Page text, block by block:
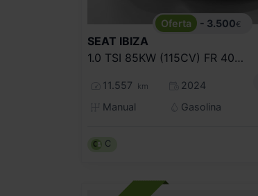
- 3.500€
SEAT IBIZA
1.0 TSI 85KW (115CV) FR 40 ANIVERSARIO
11.557 km
2024
Manual
Gasolina
C